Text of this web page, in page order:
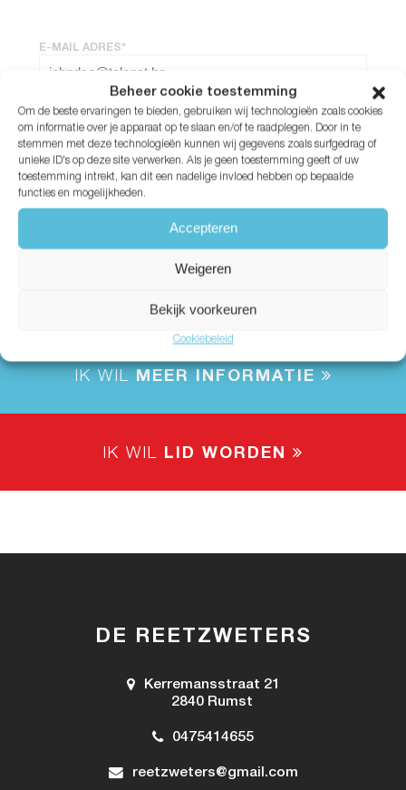
Beheer cookie toestemming
Om de beste ervaringen te bieden, gebruiken wij technologieën zoals cookies
om informatie over je apparaat op te slaan en/of te raadplegen. Door in te
stemmen met deze technologieën kunnen wij gegevens zoals surfgedrag of
unieke ID's op deze site verwerken. Als je geen toestemming geeft of uw
toestemming intrekt, kan dit een nadelige invloed hebben op bepaalde
functies en mogelijkheden.
Accepteren
Weigeren
Bekijk voorkeuren
Cookiebeleid
E-MAIL ADRES*
WACHTWOORD*
Wachtwoord vergeten?
IK WIL MEER INFORMATIE
IK WIL LID WORDEN
DE REETZWETERS
Kerremansstraat 21
2840 Rumst
0475414655
reetzweters@gmail.com